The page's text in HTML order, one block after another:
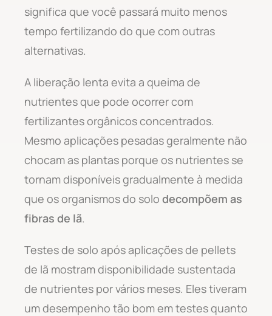
significa que você passará muito menos
tempo fertilizando do que com outras
alternativas.
A liberação lenta evita a queima de
nutrientes que pode ocorrer com
fertilizantes orgânicos concentrados.
Mesmo aplicações pesadas geralmente não
chocam as plantas porque os nutrientes se
tornam disponíveis gradualmente à medida
que os organismos do solo decompõem as
fibras de lã.
Testes de solo após aplicações de pellets
de lã mostram disponibilidade sustentada
de nutrientes por vários meses. Eles tiveram
um desempenho tão bom em testes quanto